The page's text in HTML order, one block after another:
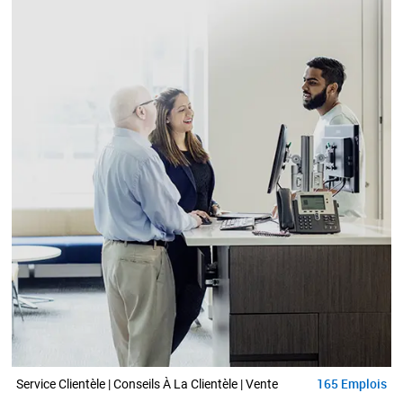
Service Clientèle | Conseils À La Clientèle | Vente 165 Emplois